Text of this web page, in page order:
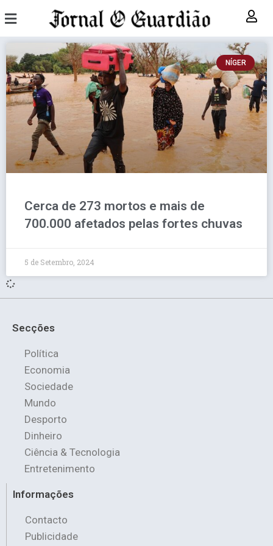
NÍGER
Cerca de 273 mortos e mais de
700.000 afetados pelas fortes chuvas
5 de Setembro, 2024
Secções
Política
Economia
Sociedade
Mundo
Desporto
Dinheiro
Ciência & Tecnologia
Entretenimento
Informações
Contacto
Publicidade